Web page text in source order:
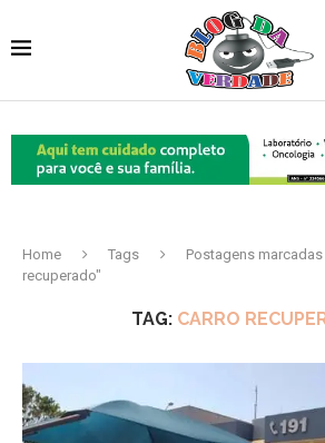
Home Tags
Postagens
recuperado"
TAG: CARRO